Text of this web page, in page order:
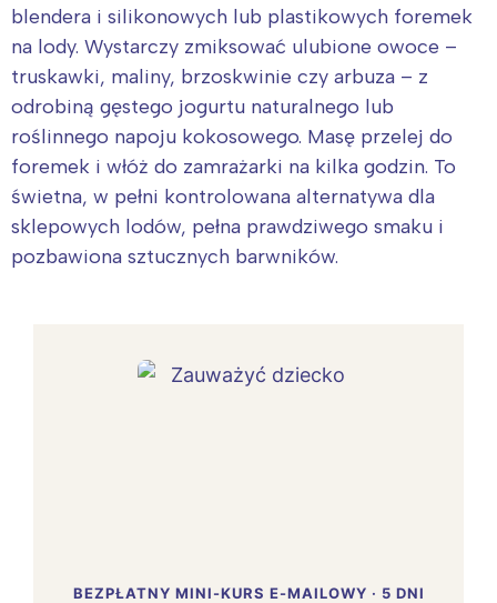
blendera i silikonowych lub plastikowych foremek
na lody. Wystarczy zmiksować ulubione owoce –
truskawki, maliny, brzoskwinie czy arbuza – z
odrobiną gęstego jogurtu naturalnego lub
roślinnego napoju kokosowego. Masę przelej do
foremek i włóż do zamrażarki na kilka godzin. To
świetna, w pełni kontrolowana alternatywa dla
sklepowych lodów, pełna prawdziwego smaku i
pozbawiona sztucznych barwników.
BEZPŁATNY MINI-KURS E-MAILOWY · 5 DNI